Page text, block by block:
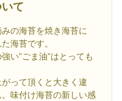
て
の海苔を焼き海苔に
海苔です。
い”ごま油”はとっても
って頂くと大きく違
味付け海苔の新しい感